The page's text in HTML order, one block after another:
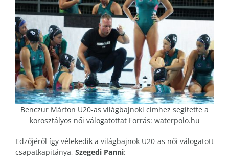
Benczur Márton U20-as világbajnoki címhez segítette a
korosztályos női válogatottat Forrás: waterpolo.hu
Edzőjéről így vélekedik a világbajnok U20-as női válogatott
csapatkapitánya, Szegedi Panni: